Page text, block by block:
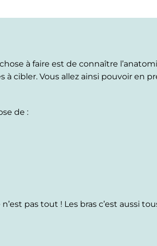
à faire est de connaître
cibler. Vous allez ainsi pouvoir en
de :
n’est pas tout ! Les bras c’est aussi